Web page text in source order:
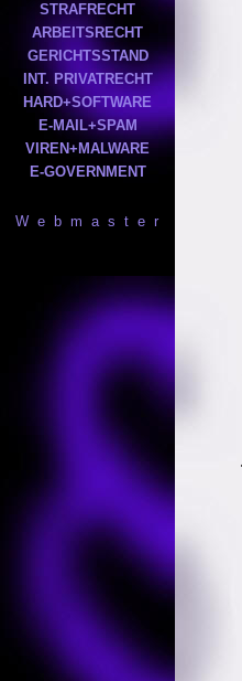
STRAFRECHT
ARBEITSRECHT
GERICHTSSTAND
INT. PRIVATRECHT
HARD+SOFTWARE
E-MAIL+SPAM
VIREN+MALWARE
E-GOVERNMENT
W e b m a s t e r